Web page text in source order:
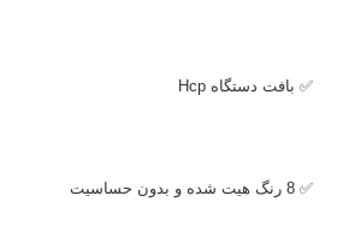
✅ بافت دستگاه Hcp
✅ 8 رنگ هیت شده و بدون حساسیت